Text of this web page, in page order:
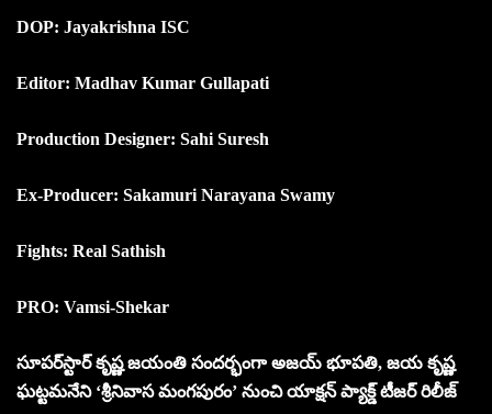
DOP: Jayakrishna ISC
Editor: Madhav Kumar Gullapati
Production Designer: Sahi Suresh
Ex-Producer: Sakamuri Narayana Swamy
Fights: Real Sathish
PRO: Vamsi-Shekar
సూపర్‌స్టార్ కృష్ణ జయంతి సందర్భంగా అజయ్ భూపతి, జయ కృష్ణ
ఘట్టమనేని ‘శ్రీనివాస మంగపురం’ నుంచి యాక్షన్ ప్యాక్డ్ టీజర్ రిలీజ్